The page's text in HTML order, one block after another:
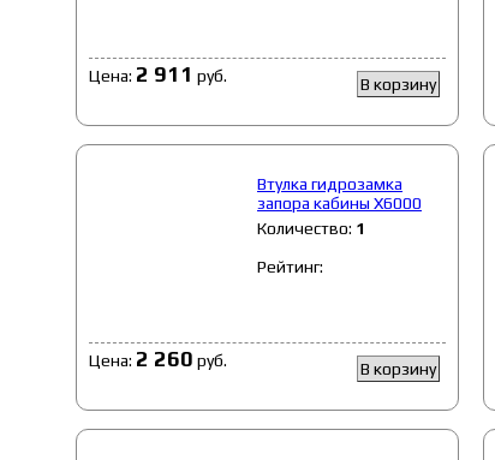
В корзину
Цена: 2 911 руб.
Втулка гидрозамка
запора кабины X6000
Количество: 1
Рейтинг:
В корзину
Цена: 2 260 руб.